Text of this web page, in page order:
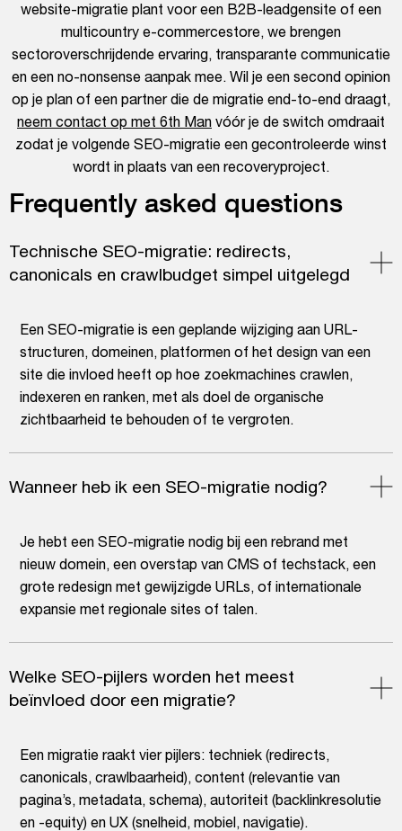
website-migratie plant voor een B2B-leadgensite of een
multicountry e-commercestore, we brengen
sectoroverschrijdende ervaring, transparante communicatie
en een no-nonsense aanpak mee. Wil je een second opinion
op je plan of een partner die de migratie end-to-end draagt,
neem contact op met 6th Man vóór je de switch omdraait
zodat je volgende SEO-migratie een gecontroleerde winst
wordt in plaats van een recoveryproject.
Frequently asked questions
Technische SEO-migratie: redirects,
canonicals en crawlbudget simpel uitgelegd
Een SEO-migratie is een geplande wijziging aan URL-
structuren, domeinen, platformen of het design van een
site die invloed heeft op hoe zoekmachines crawlen,
indexeren en ranken, met als doel de organische
zichtbaarheid te behouden of te vergroten.
Wanneer heb ik een SEO-migratie nodig?
Je hebt een SEO-migratie nodig bij een rebrand met
nieuw domein, een overstap van CMS of techstack, een
grote redesign met gewijzigde URLs, of internationale
expansie met regionale sites of talen.
Welke SEO-pijlers worden het meest
beïnvloed door een migratie?
Een migratie raakt vier pijlers: techniek (redirects,
canonicals, crawlbaarheid), content (relevantie van
pagina’s, metadata, schema), autoriteit (backlinkresolutie
en -equity) en UX (snelheid, mobiel, navigatie).